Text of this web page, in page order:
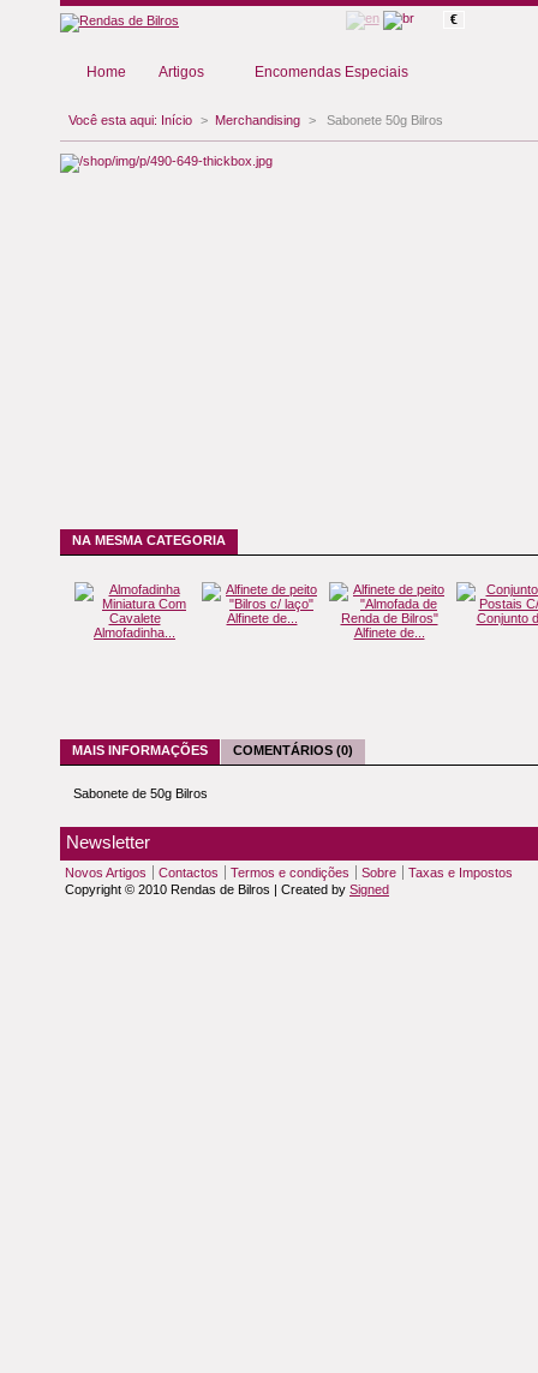
€
Home Artigos Encomendas Especiais
Você esta aqui: Início > Merchandising > Sabonete 50g Bilros
NA MESMA CATEGORIA
Almofadinha...
Alfinete de...
Alfinete de...
Conjunto
MAIS INFORMAÇÕES COMENTÁRIOS (0)
Sabonete de 50g Bilros
Newsletter
Novos Artigos Contactos Termos e condições Sobre
Taxas e Impostos
Copyright © 2010 Rendas de Bilros | Created by Signed